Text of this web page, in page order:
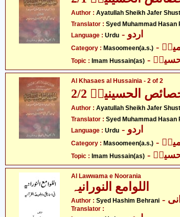
Author : Ayatullah Sheikh Jafer
Translator : Syed Muhammad Hasan
Language : Urdu - اردو
Category : Masoomeen(a.s.)
Topic : Imam Hussain(as) حسینؑ
Al Khasaes al Hussainia - 2 of 2
الحسینیہؑ 2/2
Author : Ayatullah Sheikh Jafer
Translator : Syed Muhammad Hasan
Language : Urdu - اردو
Category : Masoomeen(a.s.)
Topic : Imam Hussain(as) حسینؑ
Al Lawwama e Noorania
اللوامع النورانیہ
Author : Syed Hashim Behrani
Translator :